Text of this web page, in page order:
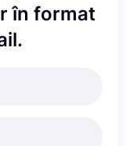
Aplicați
în format